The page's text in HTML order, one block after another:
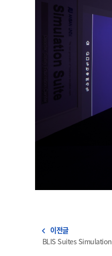
navigate_before 이전글
BLIS Suites